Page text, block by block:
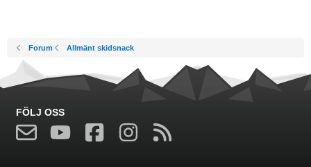
Forum Allmänt skidsnack
FÖLJ OSS